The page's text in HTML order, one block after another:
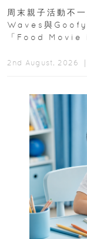
外影院逢週末
周末親子活動不
Waves與Goofy
「Food
2nd August, 2026 ｜